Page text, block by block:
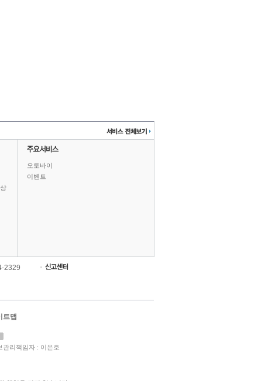
오토바이
이벤트
2329
트맵
관리책임자 : 이은호